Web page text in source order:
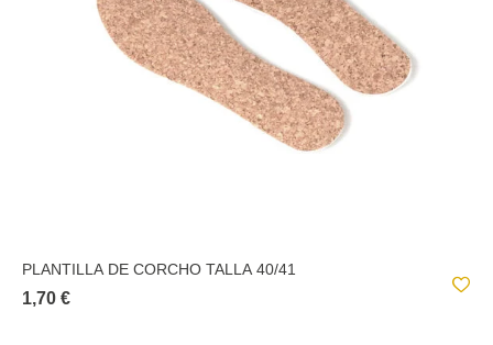
PLANTILLA DE CORCHO TALLA 40/41
1,70 €